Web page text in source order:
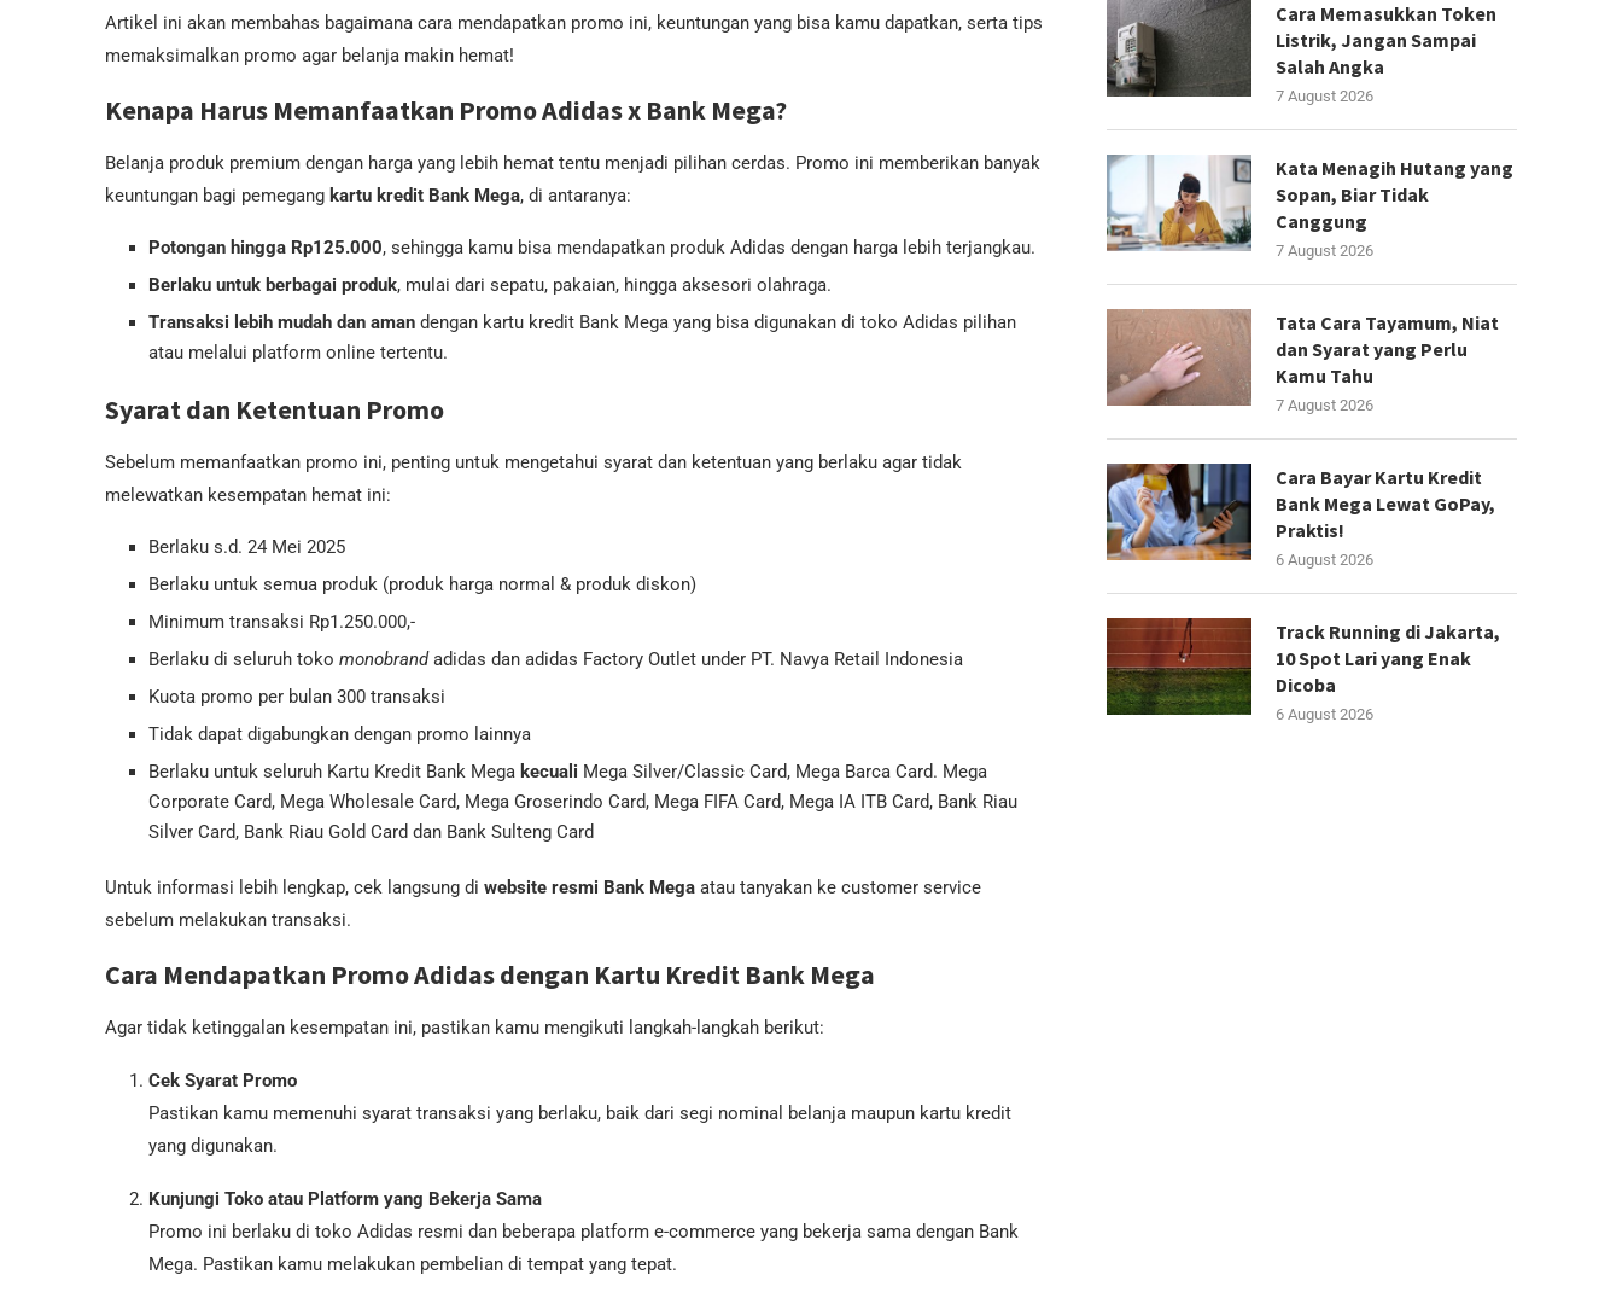
Artikel ini akan membahas bagaimana cara mendapatkan promo ini, keuntungan yang bisa kamu dapatkan, serta tips
memaksimalkan promo agar belanja makin hemat!
Kenapa Harus Memanfaatkan Promo Adidas x Bank Mega?
Belanja produk premium dengan harga yang lebih hemat tentu menjadi pilihan cerdas. Promo ini memberikan banyak
keuntungan bagi pemegang kartu kredit Bank Mega, di antaranya:
Potongan hingga Rp125.000, sehingga kamu bisa mendapatkan produk Adidas dengan harga lebih terjangkau.
Berlaku untuk berbagai produk, mulai dari sepatu, pakaian, hingga aksesori olahraga.
Transaksi lebih mudah dan aman dengan kartu kredit Bank Mega yang bisa digunakan di toko Adidas pilihan
atau melalui platform online tertentu.
Syarat dan Ketentuan Promo
Sebelum memanfaatkan promo ini, penting untuk mengetahui syarat dan ketentuan yang berlaku agar tidak
melewatkan kesempatan hemat ini:
Berlaku s.d. 24 Mei 2025
Berlaku untuk semua produk (produk harga normal & produk diskon)
Minimum transaksi Rp1.250.000,-
Berlaku di seluruh toko monobrandadidas dan adidas Factory Outlet under PT. Navya Retail Indonesia
Kuota promo per bulan 300 transaksi
Tidak dapat digabungkan dengan promo lainnya
Berlaku untuk seluruh Kartu Kredit Bank Mega kecuali Mega Silver/Classic Card, Mega Barca Card. Mega
Corporate Card, Mega Wholesale Card, Mega Groserindo Card, Mega FIFA Card, Mega IA ITB Card, Bank Riau
Silver Card, Bank Riau Gold Card dan Bank Sulteng Card
Untuk informasi lebih lengkap, cek langsung di website resmi Bank Mega atau tanyakan ke customer service
sebelum melakukan transaksi.
Cara Mendapatkan Promo Adidas dengan Kartu Kredit Bank Mega
Agar tidak ketinggalan kesempatan ini, pastikan kamu mengikuti langkah-langkah berikut:
Cek Syarat Promo
Pastikan kamu memenuhi syarat transaksi yang berlaku, baik dari segi nominal belanja maupun kartu kredit
yang digunakan.
Kunjungi Toko atau Platform yang Bekerja Sama
Promo ini berlaku di toko Adidas resmi dan beberapa platform e-commerce yang bekerja sama dengan Bank
Mega. Pastikan kamu melakukan pembelian di tempat yang tepat.
Cara Memasukkan Token
Listrik, Jangan Sampai
Salah Angka
7 August 2026
Kata Menagih Hutang yang
Sopan, Biar Tidak
Canggung
7 August 2026
Tata Cara Tayamum, Niat
dan Syarat yang Perlu
Kamu Tahu
7 August 2026
Cara Bayar Kartu Kredit
Bank Mega Lewat GoPay,
Praktis!
6 August 2026
Track Running di Jakarta,
10 Spot Lari yang Enak
Dicoba
6 August 2026